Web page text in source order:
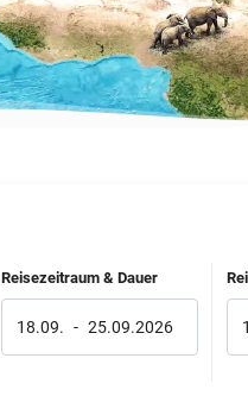
Reisezeitraum & Dauer
18.09. - 25.09.2026